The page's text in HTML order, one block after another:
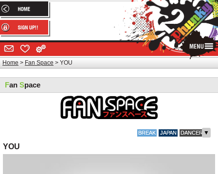
Home Fan Space YOU
Fan Space
BREAK JAPAN DANCER ▼
YOU